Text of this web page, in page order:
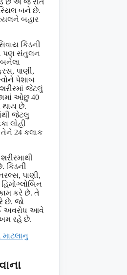
બને છે.
બહાર
કિડની
પણ સંતુલન
બનેલા
પાણી,
પેશાબ
જેટલું
ઓછુ 40
થાય છે.
જેટલુ
લોહી
24 કલાક
કિડની
પાણી,
કરે છે. તે
છે. જો
અવરોધ આવે
રહે છે.
માટલાનુ